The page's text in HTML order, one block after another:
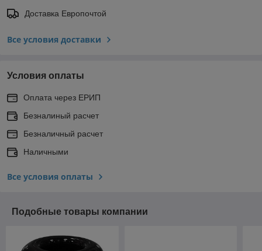
Доставка Европочтой
Все условия доставки
Условия оплаты
Оплата через ЕРИП
Безналиный расчет
Безналичный расчет
Наличными
Все условия оплаты
Подобные товары компании